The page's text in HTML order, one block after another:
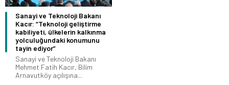
Sanayi ve Teknoloji Bakanı
Kacır: “Teknoloji geliştirme
kabiliyeti, ülkelerin kalkınma
yolculuğundaki konumunu
tayin ediyor”
Sanayi ve Teknoloji Bakanı
Mehmet Fatih Kacır, Bilim
Arnavutköy açılışına...